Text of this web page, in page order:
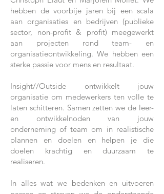
hebben de voorbije jaren bij een scala
aan organisaties en bedrijven (publieke
sector, non-profit & profit) meegewerkt
aan projecten rond team- en
organisatieontwikkeling. We hebben een
sterke passie voor mens en resultaat.
Insight//Outside ontwikkelt jouw
organisatie om medewerkers ten volle te
laten schitteren. Samen zetten we de leer-
en ontwikkelnoden van jouw
onderneming of team om in realistische
plannen en doelen en helpen je die
doelen krachtig en duurzaam te
realiseren.
In alles wat we bedenken en uitvoeren